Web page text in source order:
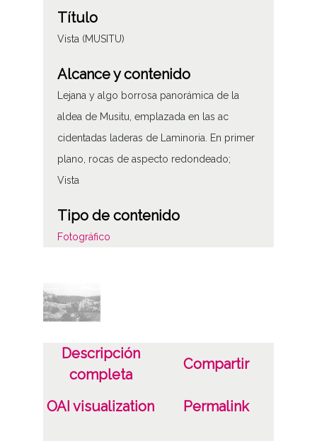
Título
Vista (MUSITU)
Alcance y contenido
Lejana y algo borrosa panorámica de la
aldea de Musitu, emplazada en las ac
cidentadas laderas de Laminoria. En primer
plano, rocas de aspecto redondeado;
Vista
Tipo de contenido
Fotográfico
Tipo de imagen: Positivos Imagen Final:
Plata;
Fecha
19601231
Descripción
completa
Compartir
OAI visualization Permalink